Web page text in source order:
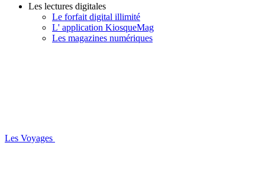
Les lectures digitales
Le forfait digital illimité
L' application KiosqueMag
Les magazines numériques
Les Voyages